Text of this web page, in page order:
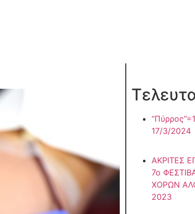
17/3/2024
ΑΚΡΙΤΕΣ
7ο
ΧΟΡΩΝ
2023